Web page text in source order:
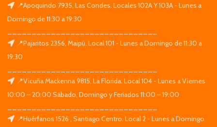
📍Apoquindo 7935, Las Condes. Locales 102A Y 103A - Lunes a
Domingo de 11:30 a 19:30
📍Pajaritos 2356, Maipú. Local 101 - Lunes a Domingo de 11:30 a
19:30
📍Vicuña Mackenna 9815, La Florida. Local 104 - Lunes a Viernes
10:00 – 20:00 Sábado, Domingo y Feriados 11:00 – 19:00
📍Huérfanos 1526 , Santiago Centro. Local 2 - Lunes a Domingo